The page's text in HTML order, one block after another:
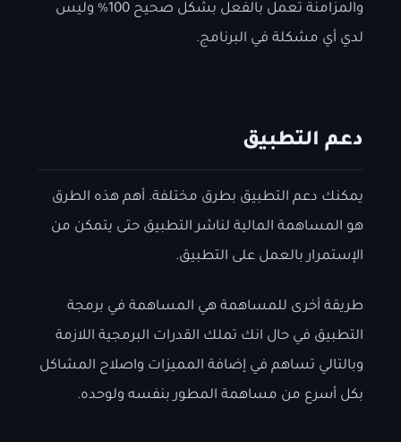
والمزامنة تعمل بالفعل بشكل صحيح 100% وليس
لدي أي مشكلة في البرنامج.
دعم التطبيق
يمكنك دعم التطبيق بطرق مختلفة. أهم هذه الطرق
هو المساهمة المالية لناشر التطبيق حتى يتمكن من
الإستمرار بالعمل على التطبيق.
طريقة أخرى للمساهمة هي المساهمة في برمجة
التطبيق في حال انك تملك القدرات البرمجية اللازمة
وبالتالي تساهم في إضافة المميزات واصلاح المشاكل
بكل أسرع من مساهمة المطور بنفسه ولوحده.